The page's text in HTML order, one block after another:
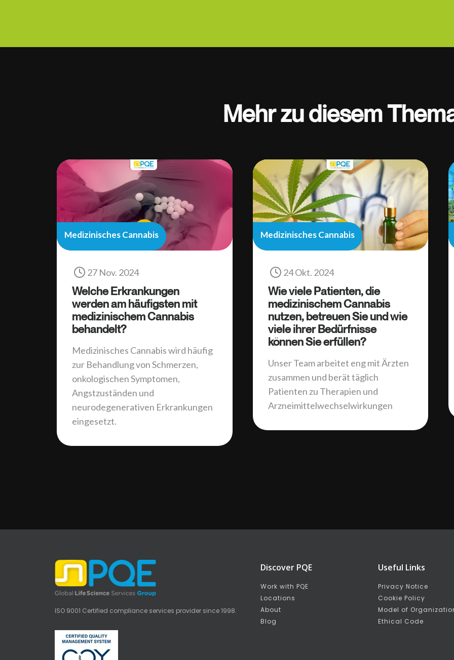
Mehr zu diesem
Medizinisches Cannabis
27 Nov. 2024
Welche Erkrankungen
werden am häufigsten mit
medizinischem Cannabis
behandelt?
Medizinisches Cannabis wird häufig
zur Behandlung von Schmerzen,
onkologischen Symptomen,
Angstzuständen und
neurodegenerativen Erkrankungen
eingesetzt.
Medizinisches Cannabis
24 Okt. 2024
Wie viele Patienten, die
medizinischem Cannabis
nutzen, betreuen Sie und wie
viele ihrer Bedürfnisse
können Sie erfüllen?
Unser Team arbeitet eng mit Ärzten
zusammen und berät täglich
Patienten zu Therapien und
Arzneimittelwechselwirkungen
ISO 9001 Certified compliance services provider since 1998.
Discover PQE
Work with PQE
Locations
About
Blog
Useful Links
Privacy Notice
Cookie Policy
Model of
Ethical Code